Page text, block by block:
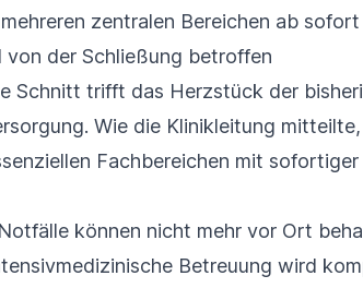
zentralen Bereichen ab
von der Schließung betroffen
Schnitt trifft das Herzstück der
Wie die Klinikleitung
Fachbereichen mit sofortiger
können nicht mehr vor Ort
Betreuung wird